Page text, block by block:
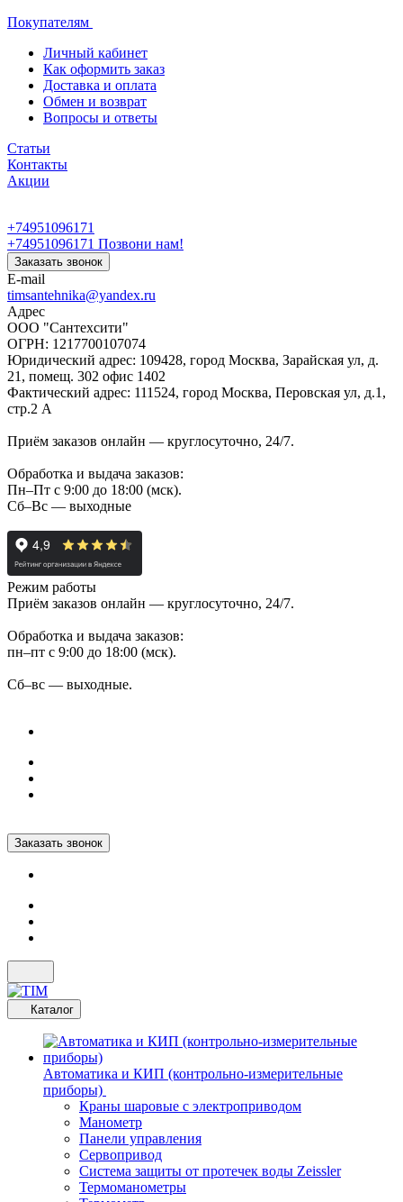
Покупателям
Личный кабинет
Как оформить заказ
Доставка и оплата
Обмен и возврат
Вопросы и ответы
Статьи
Контакты
Акции
+74951096171
+74951096171 Позвони нам!
Заказать звонок
E-mail
timsantehnika@yandex.ru
Адрес
ООО "Сантехсити"
ОГРН: 1217700107074
Юридический адрес: 109428, город Москва, Зарайская ул, д.
21, помещ. 302 офис 1402
Фактический адрес: 111524, город Москва, Перовская ул, д.1,
стр.2 А
Приём заказов онлайн — круглосуточно, 24/7.
Обработка и выдача заказов:
Пн–Пт с 9:00 до 18:00 (мск).
Сб–Вс — выходные
Режим работы
Приём заказов онлайн — круглосуточно, 24/7.
Обработка и выдача заказов:
пн–пт с 9:00 до 18:00 (мск).
Сб–вс — выходные.
Заказать звонок
Каталог
Автоматика и КИП (контрольно-измерительные
приборы)
Краны шаровые с электроприводом
Манометр
Панели управления
Сервопривод
Система защиты от протечек воды Zeissler
Термоманометры